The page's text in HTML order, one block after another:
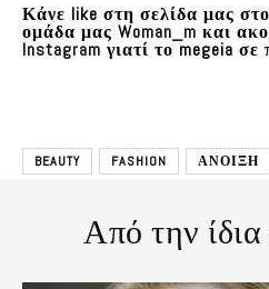
Κάνε like στη σελίδα μας στο
ομάδα μας Woman_m και
Instagram γιατί το megeia σε
BEAUTY FASHION ΑΝΟΙΞΗ
Από την